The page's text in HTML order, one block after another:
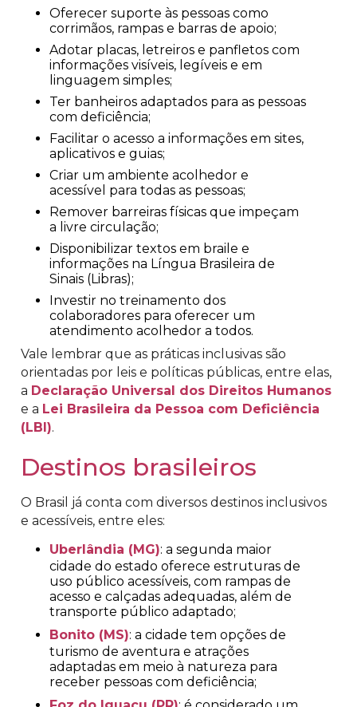
Oferecer suporte às pessoas como
corrimãos, rampas e barras de apoio;
Adotar placas, letreiros e panfletos com
informações visíveis, legíveis e em
linguagem simples;
Ter banheiros adaptados para as pessoas
com deficiência;
Facilitar o acesso a informações em sites,
aplicativos e guias;
Criar um ambiente acolhedor e
acessível para todas as pessoas;
Remover barreiras físicas que impeçam
a livre circulação;
Disponibilizar textos em braile e
informações na Língua Brasileira de
Sinais (Libras);
Investir no treinamento dos
colaboradores para oferecer um
atendimento acolhedor a todos.
Vale lembrar que as práticas inclusivas são
orientadas por leis e políticas públicas, entre elas,
a Declaração Universal dos Direitos Humanos
e a Lei Brasileira da Pessoa com Deficiência
(LBI).
Destinos brasileiros
O Brasil já conta com diversos destinos inclusivos
e acessíveis, entre eles:
Uberlândia (MG): a segunda maior
cidade do estado oferece estruturas de
uso público acessíveis, com rampas de
acesso e calçadas adequadas, além de
transporte público adaptado;
Bonito (MS): a cidade tem opções de
turismo de aventura e atrações
adaptadas em meio à natureza para
receber pessoas com deficiência;